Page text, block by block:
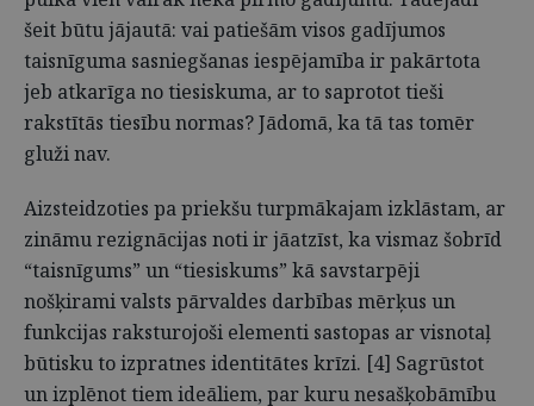
šeit būtu jājautā: vai patiešām visos gadījumos
taisnīguma sasniegšanas iespējamība ir pakārtota
jeb atkarīga no tiesiskuma, ar to saprotot tieši
rakstītās tiesību normas? Jādomā, ka tā tas tomēr
gluži nav.
Aizsteidzoties pa priekšu turpmākajam izklāstam, ar
zināmu rezignācijas noti ir jāatzīst, ka vismaz šobrīd
“taisnīgums” un “tiesiskums” kā savstarpēji
nošķirami valsts pārvaldes darbības mērķus un
funkcijas raksturojoši elementi sastopas ar visnotaļ
būtisku to izpratnes identitātes krīzi. [4] Sagrūstot
un izplēnot tiem ideāliem, par kuru nesašķobāmību